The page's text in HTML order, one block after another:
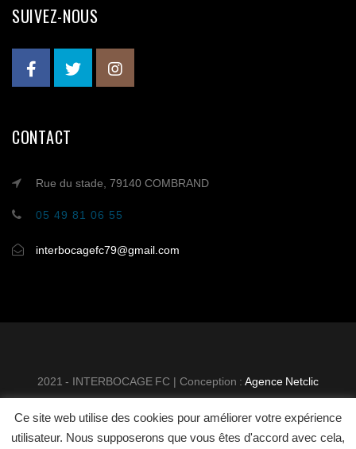
SUIVEZ-NOUS
CONTACT
Rue du stade, 79140 COMBRAND
05 49 81 06 55
interbocagefc79@gmail.com
2021 - INTERBOCAGE FC | Conception : Agence Netclic
INTER BOCAGE FOOTBALL
MENTIONS
Ce site web utilise des cookies pour améliorer votre expérience
utilisateur. Nous supposerons que vous êtes d'accord avec cela,